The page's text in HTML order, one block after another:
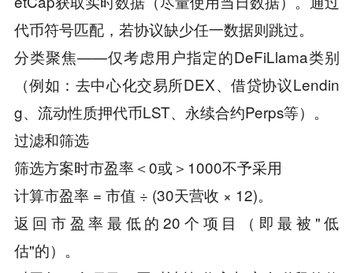
代币符号匹配，若协议缺少任一数据则跳过。
分类聚焦——仅考虑用户指定的DeFiLlama类别
（例如：去中心化交易所DEX、借贷协议Lendin
g、流动性质押代币LST、永续合约Perps等）。
过滤和筛选
筛选方案时市盈率＜0或＞1000不予采用
计算市盈率 = 市值 ÷ (30天营收 × 12)。
返回市盈率最低的20个项目（即最被"低
估"的）。